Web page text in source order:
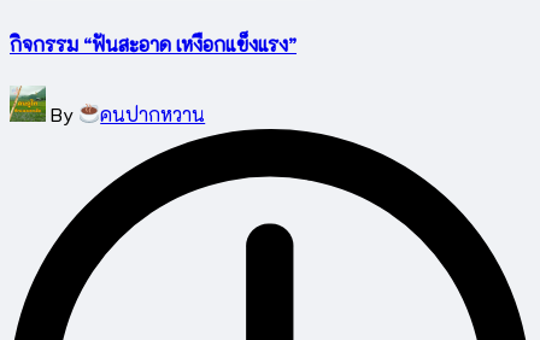
กิจกรรม “ฟันสะอาด เหงือกแข็งแรง”
Posted
by
By คนปากหวาน